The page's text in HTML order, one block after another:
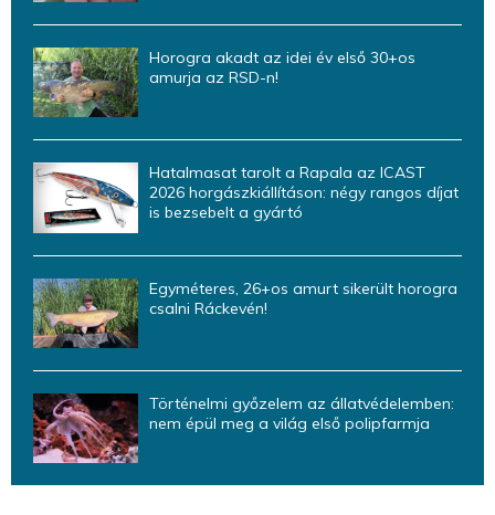
Horogra akadt az idei év első 30+os
amurja az RSD-n!
Hatalmasat tarolt a Rapala az ICAST
2026 horgászkiállításon: négy rangos díjat
is bezsebelt a gyártó
Egyméteres, 26+os amurt sikerült horogra
csalni Ráckevén!
Történelmi győzelem az állatvédelemben:
nem épül meg a világ első polipfarmja